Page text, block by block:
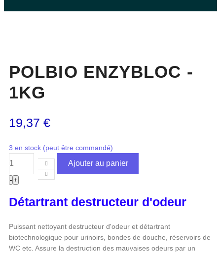
POLBIO ENZYBLOC -
1KG
19,37 €
3 en stock (peut être commandé)
- +
Ajouter au panier
Détartrant destructeur d'odeur
Puissant nettoyant destructeur d'odeur et détartrant
biotechnologique pour urinoirs, bondes de douche, réservoirs de
WC etc. Assure la destruction des mauvaises odeurs par un